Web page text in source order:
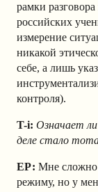
рамки
российских
измерение
никакой
себе, а лишь
контроля).
T-i: Означает
деле стало
ЕР: Мне сложно
режиму, но у